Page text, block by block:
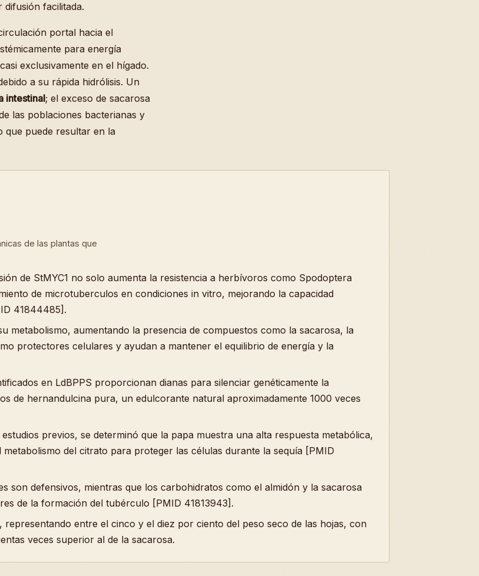
difusión facilitada.
portal hacia el
para energía
exclusivamente en el hígado.
a su rápida hidrólisis. Un
intestinal; el exceso de sacarosa
las poblaciones bacterianas y
que puede resultar en la
de las plantas que
de StMYC1 no solo aumenta la resistencia a herbívoros como Spodoptera
de microtuberculos en condiciones in vitro, mejorando la capacidad
41844485].
metabolismo, aumentando la presencia de compuestos como la sacarosa, la
protectores celulares y ayudan a mantener el equilibrio de energía y la
en LdBPPS proporcionan dianas para silenciar genéticamente la
de hernandulcina pura, un edulcorante natural aproximadamente 1000 veces
previos, se determinó que la papa muestra una alta respuesta metabólica,
del citrato para proteger las células durante la sequía [PMID
son defensivos, mientras que los carbohidratos como el almidón y la sacarosa
de la formación del tubérculo [PMID 41813943].
representando entre el cinco y el diez por ciento del peso seco de las hojas, con
veces superior al de la sacarosa.